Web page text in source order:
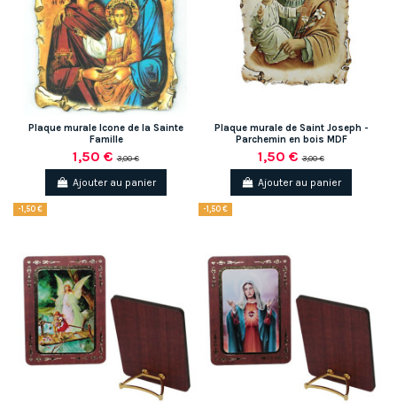
Plaque murale Icone de la Sainte
Famille
1,50 €3,00 €
Ajouter au panier
Plaque murale de Saint Joseph -
Parchemin en bois MDF
1,50 €3,00 €
Ajouter au panier
-1,50 € -1,50 €